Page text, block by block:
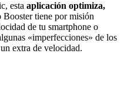
esta aplicación optimiza,
Booster tiene por misión
de tu smartphone o
«imperfecciones» de los
extra de velocidad.